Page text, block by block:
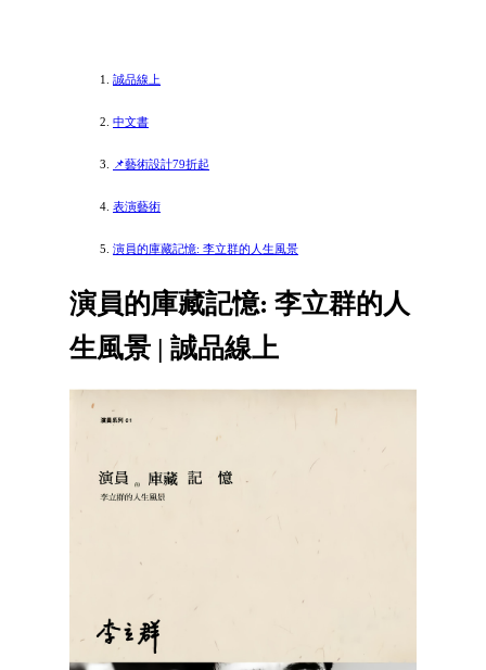
誠品線上
中文書
📌藝術設計79折起
表演藝術
演員的庫藏記憶: 李立群的人生風景
演員的庫藏記憶: 李立群的人
生風景 | 誠品線上